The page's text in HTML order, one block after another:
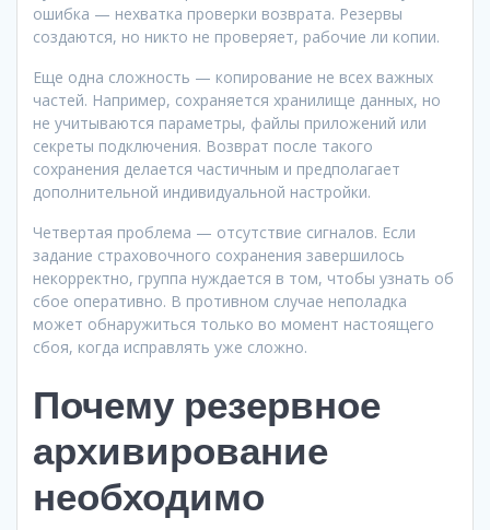
ошибка — нехватка проверки возврата. Резервы
создаются, но никто не проверяет, рабочие ли копии.
Еще одна сложность — копирование не всех важных
частей. Например, сохраняется хранилище данных, но
не учитываются параметры, файлы приложений или
секреты подключения. Возврат после такого
сохранения делается частичным и предполагает
дополнительной индивидуальной настройки.
Четвертая проблема — отсутствие сигналов. Если
задание страховочного сохранения завершилось
некорректно, группа нуждается в том, чтобы узнать об
сбое оперативно. В противном случае неполадка
может обнаружиться только во момент настоящего
сбоя, когда исправлять уже сложно.
Почему резервное
архивирование
необходимо